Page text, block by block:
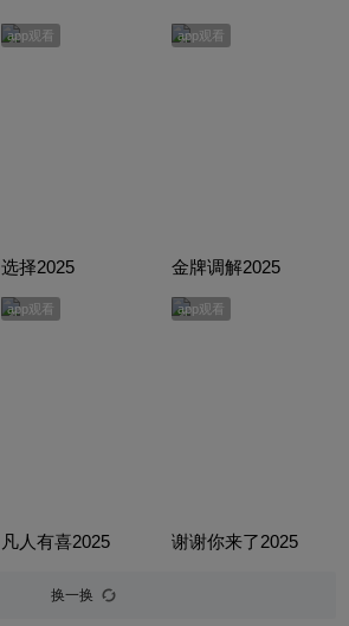
app观看
选择2025
app观看
金牌调解2025
app观看
凡人有喜2025
app观看
谢谢你来了2025
换一换